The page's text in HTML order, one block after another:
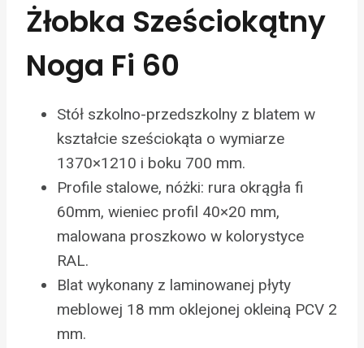
Żłobka Sześciokątny
Noga Fi 60
Stół szkolno-przedszkolny z blatem w
kształcie sześciokąta o wymiarze
1370×1210 i boku 700 mm.
Profile stalowe, nóżki: rura okrągła fi
60mm, wieniec profil 40×20 mm,
malowana proszkowo w kolorystyce
RAL.
Blat wykonany z laminowanej płyty
meblowej 18 mm oklejonej okleiną PCV 2
mm.